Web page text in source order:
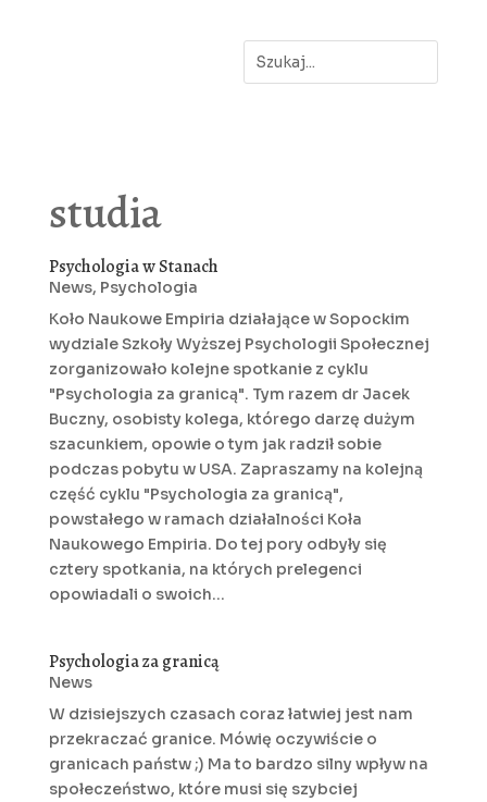
studia
Psychologia w Stanach
News, Psychologia
Koło Naukowe Empiria działające w Sopockim
wydziale Szkoły Wyższej Psychologii Społecznej
zorganizowało kolejne spotkanie z cyklu
"Psychologia za granicą". Tym razem dr Jacek
Buczny, osobisty kolega, którego darzę dużym
szacunkiem, opowie o tym jak radził sobie
podczas pobytu w USA. Zapraszamy na kolejną
część cyklu "Psychologia za granicą",
powstałego w ramach działalności Koła
Naukowego Empiria. Do tej pory odbyły się
cztery spotkania, na których prelegenci
opowiadali o swoich...
Psychologia za granicą
News
W dzisiejszych czasach coraz łatwiej jest nam
przekraczać granice. Mówię oczywiście o
granicach państw ;) Ma to bardzo silny wpływ na
społeczeństwo, które musi się szybciej